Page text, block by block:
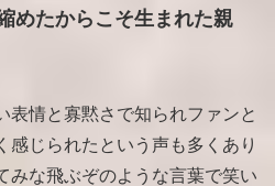
めたからこそ生まれた親
表情と寡黙さで知られファンと
感じられたという声も多くあり
みな飛ぶぞのような言葉で笑い